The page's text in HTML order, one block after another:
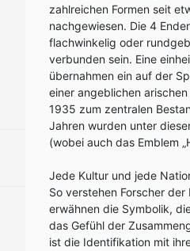
zahlreichen Formen seit
nachgewiesen. Die 4
flachwinkelig oder
verbunden sein. Eine
übernahmen ein auf der
einer angeblichen
1935 zum zentralen
Jahren wurden unter
(wobei auch das Emblem
Jede Kultur und jede
So verstehen Forscher
erwähnen die Symbolik,
das Gefühl der
ist die Identifikation mit